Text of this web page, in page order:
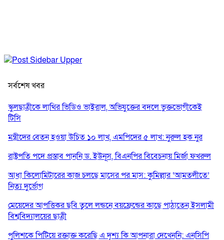
সর্বশেষ খবর
স্কুলছাত্রীকে লাথির ভিডিও ভাইরাল, অভিযুক্তের বদলে ভুক্তভোগীকেই
টিসি
মন্ত্রীদের বেতন হওয়া উচিত ১০ লাখ, এমপিদের ৫ লাখ: নুরুল হক নুর
রাষ্ট্রপতি পদে প্রস্তাব পাননি ড. ইউনূস, বিএনপির বিবেচনায় মির্জা ফখরুল
আধা কিলোমিটারের কাজ চলছে মাসের পর মাস: কুমিল্লার ‘আমতলীতে’
নিত্য দুর্ভোগ
মেয়েদের আপত্তিকর ছবি তুলে লন্ডনে বয়ফ্রেন্ডের কাছে পাঠাতেন ইসলামী
বিশ্ববিদ্যালয়ের ছাত্রী
পুলিশকে পিটিয়ে রক্তাক্ত করেছি এ দৃশ্য কি আপনারা দেখেননি: এনসিপি